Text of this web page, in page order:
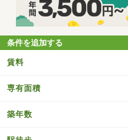
条件を追加する
賃料
専有面積
築年数